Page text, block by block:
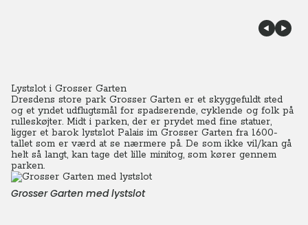
Lystslot i Grosser Garten
Dresdens store park Grosser Garten er et skyggefuldt sted
og et yndet udflugtsmål for spadserende, cyklende og folk på
rulleskøjter. Midt i parken, der er prydet med fine statuer,
ligger et barok lystslot Palais im Grosser Garten fra 1600-
tallet som er værd at se nærmere på. De som ikke vil/kan gå
helt så langt, kan tage det lille minitog, som kører gennem
parken.
Grosser Garten med lystslot